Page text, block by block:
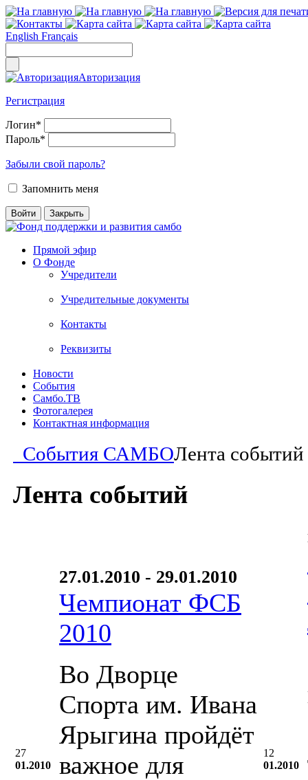
English Français
Авторизация
Регистрация
Логин*
Пароль*
Забыли свой пароль?
Запомнить меня
Прямой эфир
О Фонде
Учредители
Учредительные документы
Контакты
Реквизиты
Новости
События
Самбо.ТВ
Фотогалерея
Контактная информация
События САМБОЛента событий
Лента событий
27
01.2010
27.01.2010 - 29.01.2010
Чемпионат ФСБ
2010
Во Дворце
Спорта им. Ивана
Ярыгина пройдёт
важное для
12
01.2010